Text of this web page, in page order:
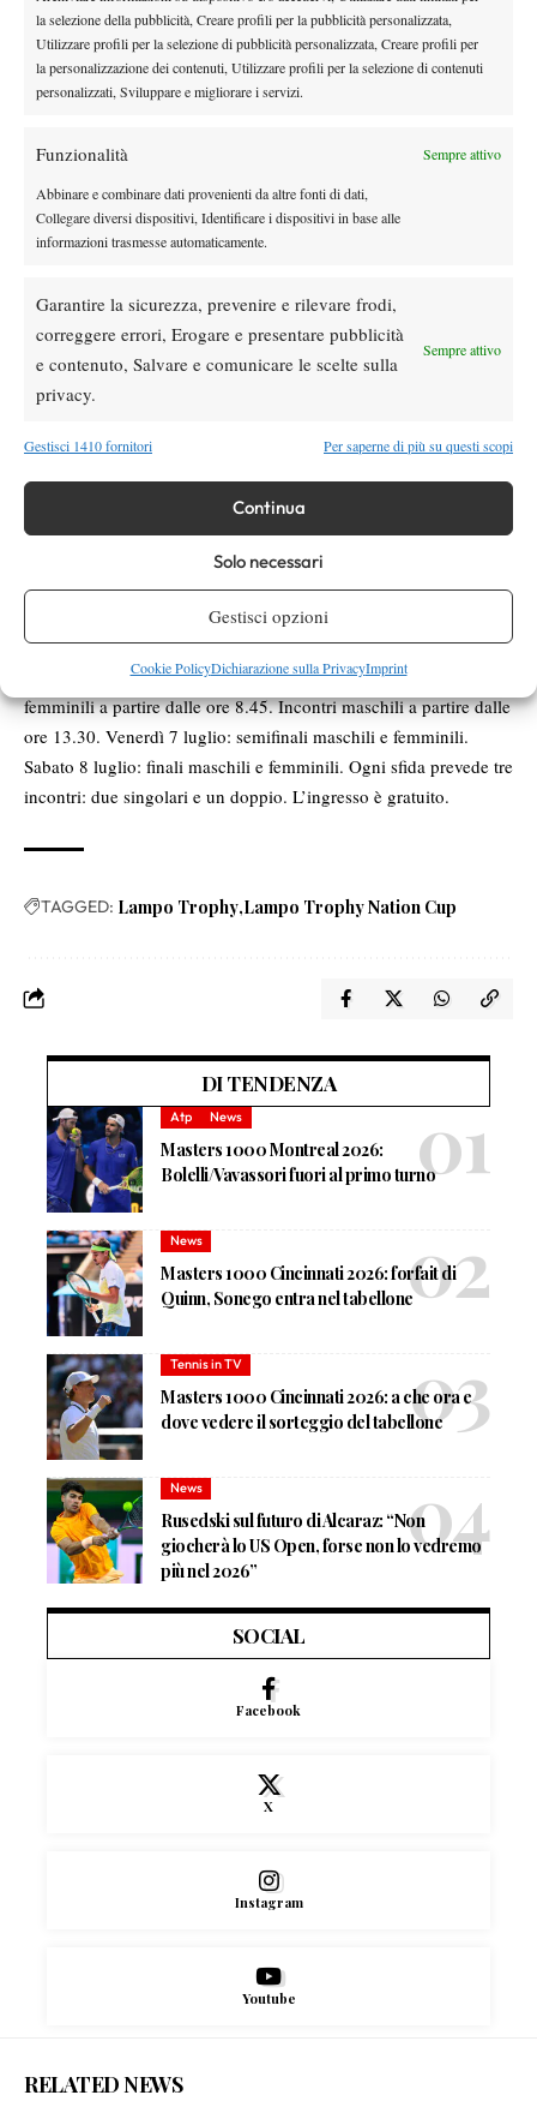
la selezione della pubblicità, Creare profili per la pubblicità personalizzata,
Utilizzare profili per la selezione di pubblicità personalizzata, Creare profili per
la personalizzazione dei contenuti, Utilizzare profili per la selezione di contenuti
personalizzati, Sviluppare e migliorare i servizi.
Funzionalità Sempre attivo
Abbinare e combinare dati provenienti da altre fonti di dati,
Collegare diversi dispositivi, Identificare i dispositivi in base alle
informazioni trasmesse automaticamente.
Garantire la sicurezza, prevenire e rilevare frodi,
correggere errori, Erogare e presentare pubblicità
e contenuto, Salvare e comunicare le scelte sulla
privacy.
Sempre attivo
Gestisci 1410 fornitori Per saperne di più su questi scopi
Continua
Solo necessari
Gestisci opzioni
Cookie PolicyDichiarazione sulla PrivacyImprint
(Gbr) b. Gantenbein/Bretscher (Sui) 6-3 6-3.
TORNEO MASCHILE
GRUPPO BLU (Tennis Forza e Costanza 1911)
Italia centro sud vs Austria 1-1 (in corso)
Mittermayr (Aut) b. Edoardo Ghiselli (Ita) 4-6 6-3 10/9. Da
completare: Grasselli/Condorelli (Ita) vs
Mittermayr/Messenlechner (Aut).
(Slo) b. Deniz Karabulut (Can) 4-6 7-6 10/7, Popa/Shefifali (Can)
b. Meolic/Mulej (Slo) 6-4 6-3.
GRUPPO ROSSO (Spalto San Marco)
Corea del Sud vs Israele (in corso)
Da completare: Kim Siyun (Kor) vs Amar Liel (Isr), Jang Junseo
Silberger/Adar Szekely (Isr).
Italia centro nord b. Svizzera 2-0 (in corso)
Axel Cremonini (Ita) b. Tomasz Van Zyl (Sui) 6-3 6-0,
Alessandro Fronza (Ita) b. Maxim Guerber (Sui) 6-4 2-6 10/7. Da
completare: Cremonini/Pilotto (Ita) vs Guerber/Guinness (Sui).
IL PROGRAMMA
Da martedì 4 a giovedì 6 luglio: gironi di qualificazione. Incontri
femminili a partire dalle ore 8.45. Incontri maschili a partire dalle
ore 13.30. Venerdì 7 luglio: semifinali maschili e femminili.
Sabato 8 luglio: finali maschili e femminili. Ogni sfida prevede tre
incontri: due singolari e un doppio. L’ingresso è gratuito.
TAGGED: Lampo Trophy Lampo Trophy Nation Cup
DI TENDENZA
Atp News
Masters 1000 Montreal 2026:
Bolelli/Vavassori fuori al primo turno
News
Masters 1000 Cincinnati 2026: forfait di
Quinn, Sonego entra nel tabellone
Tennis in TV
Masters 1000 Cincinnati 2026: a che ora e
dove vedere il sorteggio del tabellone
News
Rusedski sul futuro di Alcaraz: “Non
giocherà lo US Open, forse non lo vedremo
più nel 2026”
SOCIAL
Facebook
X
Instagram
Youtube
RELATED NEWS